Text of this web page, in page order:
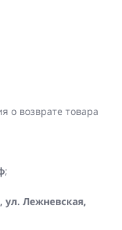
о возврате товара
;
ул. Лежневская,